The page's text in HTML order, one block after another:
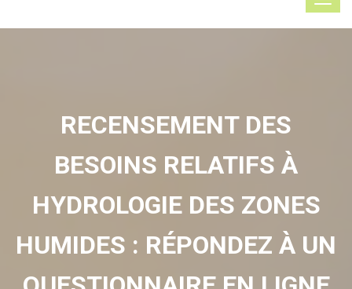
RECENSEMENT DES
BESOINS RELATIFS À
HYDROLOGIE DES ZONES
HUMIDES : RÉPONDEZ À UN